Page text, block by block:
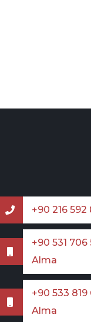
+90 216 592
+90 531 706
Alma
+90 533 819
Alma